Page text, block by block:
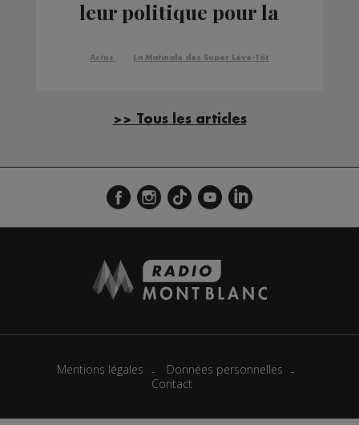
leur politique pour la
Actus La Matinale des Super Lève-Tôt
>> Tous les articles
Mentions légales
Données personnelles
Contact